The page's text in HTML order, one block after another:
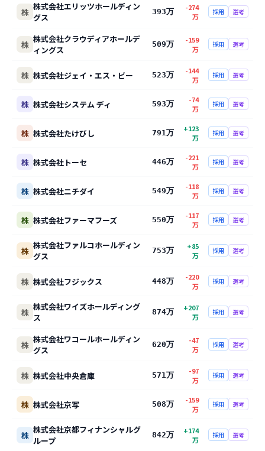
株 株式会社エリッツホールディン
グス
393万
-274
万
採用 選考
株 株式会社クラウディアホールデ
ィングス
509万
-159
万
採用 選考
株 株式会社ジェイ・エス・ビー 523万
-144
万
採用 選考
株 株式会社システム ディ 593万
-74
万
採用 選考
株 株式会社たけびし 791万 +123
万
採用 選考
株 株式会社トーセ 446万
-221
万
採用 選考
株 株式会社ニチダイ 549万
-118
万
採用 選考
株 株式会社ファーマフーズ 550万
-117
万
採用 選考
株 株式会社ファルコホールディン
グス
753万 +85
万
採用 選考
株 株式会社フジックス 448万
-220
万
採用 選考
株 株式会社ワイズホールディング
ス
874万 +207
万
採用 選考
株 株式会社ワコールホールディン
グス
620万
-47
万
採用 選考
株 株式会社中央倉庫 571万
-97
万
採用 選考
株 株式会社京写 508万
-159
万
採用 選考
株 株式会社京都フィナンシャルグ
ループ
842万 +174
万
採用 選考